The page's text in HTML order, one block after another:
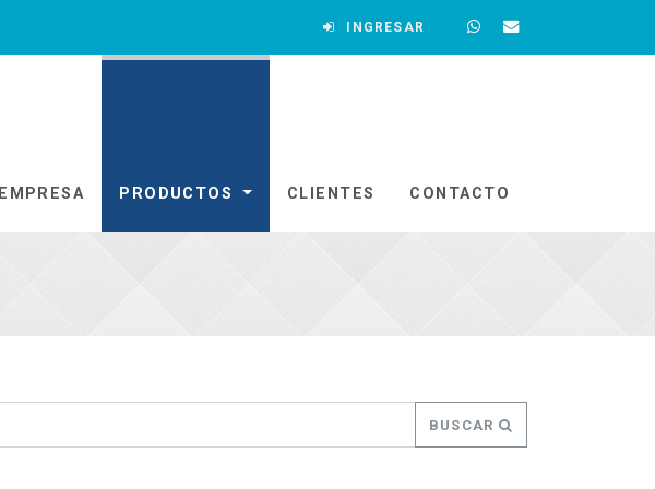
INGRESAR
EMPRESA PRODUCTOS CLIENTES CONTACTO
BUSCAR